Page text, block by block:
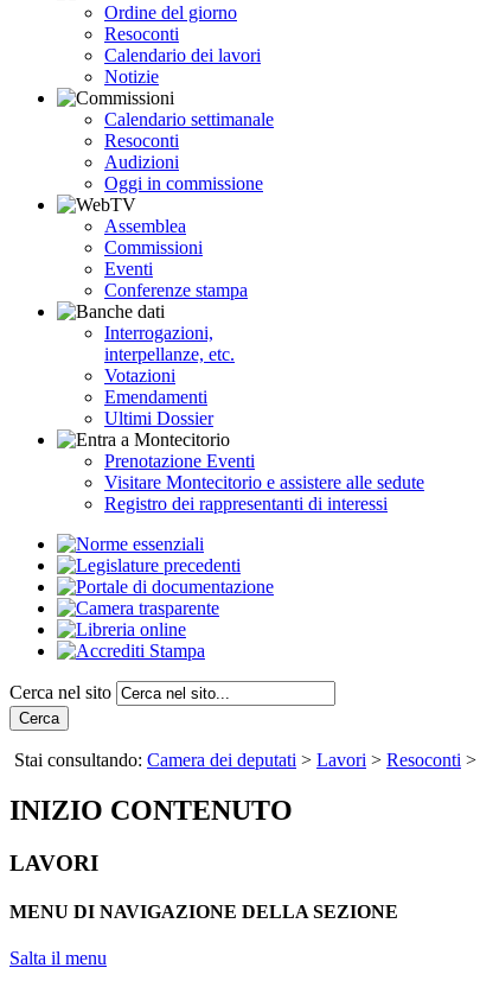
Ordine del giorno
Resoconti
Calendario dei lavori
Notizie
Calendario settimanale
Resoconti
Audizioni
Oggi in commissione
Assemblea
Commissioni
Eventi
Conferenze stampa
Interrogazioni,
interpellanze, etc.
Votazioni
Emendamenti
Ultimi Dossier
Prenotazione Eventi
Visitare Montecitorio e assistere alle sedute
Registro dei rappresentanti di interessi
Cerca nel sito
Cerca
Stai consultando: Camera dei deputati > Lavori > Resoconti >
INIZIO CONTENUTO
LAVORI
MENU DI NAVIGAZIONE DELLA SEZIONE
Salta il menu